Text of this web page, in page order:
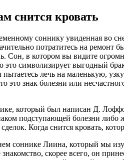
снится кровать
соннику увиденная во
потратитесь на ремонт
Сон, в котором вы видите
это символизирует выгодный
лечь на маленькую,
это знак болезни или
который был написан Д.
подступающей болезни
Когда снится кровать,
соннике Лиина, который мы
знакомство, скорее всего, он